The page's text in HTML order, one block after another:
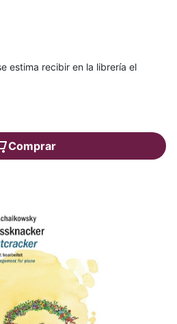
estima recibir en la librería el
Comprar